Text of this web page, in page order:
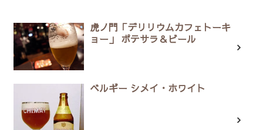
虎ノ門「デリリウムカフェトーキ
ョー」 ポテサラ＆ビール
ベルギー シメイ・ホワイト